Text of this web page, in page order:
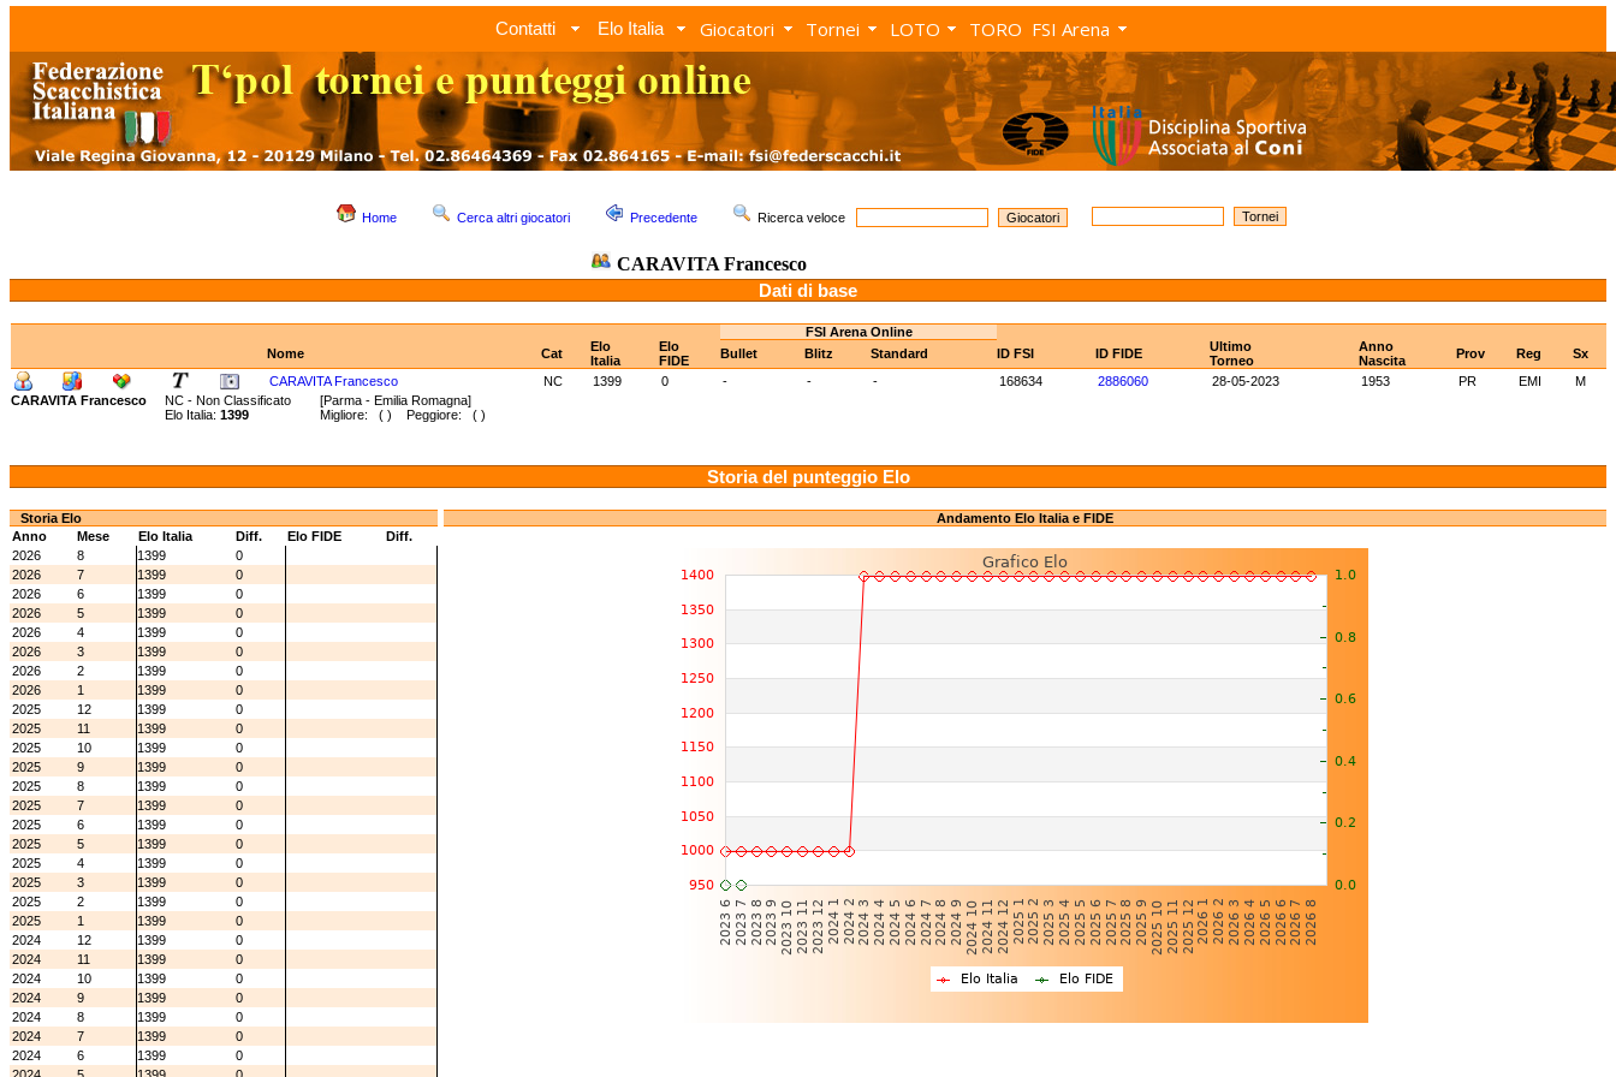
Contatti Elo Italia Giocatori Tornei LOTO TORO FSI Arena
Home Cerca altri giocatori Precedente Ricerca veloce
CARAVITA Francesco
Dati di base
FSI Arena Online
Nome
Cat
Elo
Italia
Elo
FIDE
Bullet Blitz Standard ID FSI ID FIDE
Ultimo
Torneo
Anno
Nascita
Prov Reg
Sx
CARAVITA Francesco
NC 1399 0 - - - 168634 2886060 28-05-2023 1953 PR EMI
M
CARAVITA Francesco
NC - Non Classificato [Parma - Emilia Romagna]
Elo Italia: 1399 Migliore: ( ) Peggiore: ( )
Storia del punteggio Elo
Storia Elo
Anno
Mese Elo Italia Diff. Elo FIDE
Diff.
2026
8 1399
0
2026
7 1399
0
2026
6 1399
0
2026
5 1399
0
2026
4 1399
0
2026
3 1399
0
2026
2 1399
0
2026
1 1399
0
2025
12 1399
0
2025
11 1399
0
2025
10 1399
0
2025
9 1399
0
2025
8 1399
0
2025
7 1399
0
2025
6 1399
0
2025
5 1399
0
2025
4 1399
0
2025
3 1399
0
2025
2 1399
0
2025
1 1399
0
2024
12 1399
0
2024
11 1399
0
2024
10 1399
0
2024
9 1399
0
2024
8 1399
0
2024
7 1399
0
2024
6 1399
0
Andamento Elo Italia e FIDE